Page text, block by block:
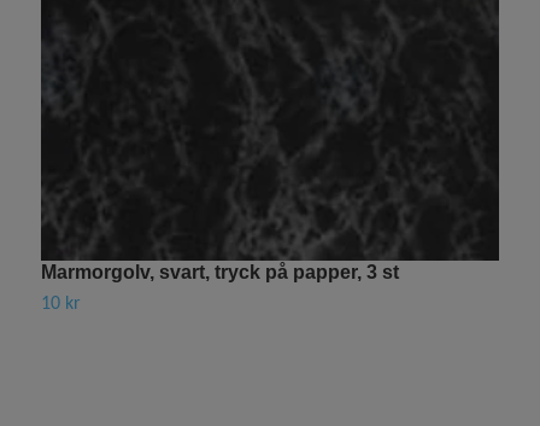
Marmorgolv, svart, tryck på papper, 3 st
10 kr